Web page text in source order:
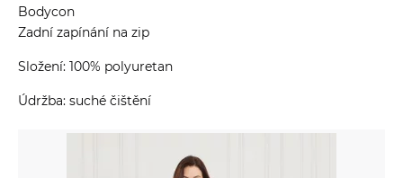
Bodycon
Zadní zapínání na zip
Složení: 100% polyuretan
Údržba: suché čištění